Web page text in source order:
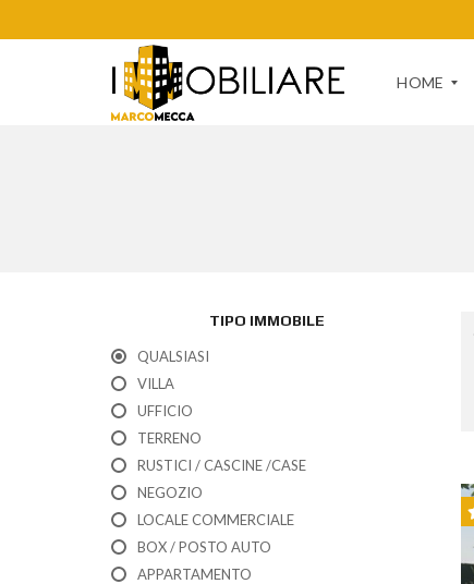
HOME
TIPO IMMOBILE
QUALSIASI
VILLA
UFFICIO
TERRENO
RUSTICI / CASCINE /CASE
NEGOZIO
LOCALE COMMERCIALE
BOX / POSTO AUTO
APPARTAMENTO